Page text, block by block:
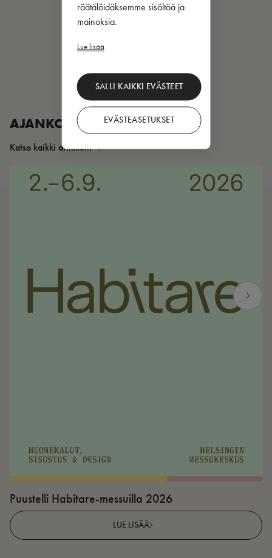
räätälöidäksemme sisältöä ja
mainoksia.
Lue lisää
SALLI KAIKKI EVÄSTEET
EVÄSTEASETUKSET
AJANKOHTAISTA
Katso kaikki artikkelit
Puustelli Habitare-messuilla 2026
LUE LISÄÄ